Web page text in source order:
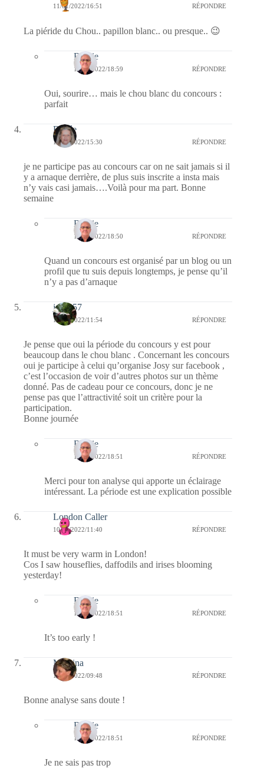
11/01/2022/16:51 RÉPONDRE
La piéride du Chou.. papillon blanc.. ou presque.. 😉
Bernie
11/01/2022/18:59 RÉPONDRE
Oui, sourire… mais le chou blanc du concours :
parfait
Renée
10/01/2022/15:30 RÉPONDRE
je ne participe pas au concours car on ne sait jamais si il
y a arnaque derrière, de plus suis inscrite a insta mais
n’y vais casi jamais….Voilà pour ma part. Bonne
semaine
Bernie
10/01/2022/18:50 RÉPONDRE
Quand un concours est organisé par un blog ou un
profil que tu suis depuis longtemps, je pense qu’il
n’y a pas d’arnaque
jazzy57
10/01/2022/11:54 RÉPONDRE
Je pense que oui la période du concours y est pour
beaucoup dans le chou blanc . Concernant les concours
oui je participe à celui qu’organise Josy sur facebook ,
c’est l’occasion de voir d’autres photos sur un thème
donné. Pas de cadeau pour ce concours, donc je ne
pense pas que l’attractivité soit un critère pour la
participation.
Bonne journée
Bernie
10/01/2022/18:51 RÉPONDRE
Merci pour ton analyse qui apporte un éclairage
intéressant. La période est une explication possible
London Caller
10/01/2022/11:40 RÉPONDRE
It must be very warm in London!
Cos I saw houseflies, daffodils and irises blooming
yesterday!
Bernie
10/01/2022/18:51 RÉPONDRE
It’s too early !
Mamina
10/01/2022/09:48 RÉPONDRE
Bonne analyse sans doute !
Bernie
10/01/2022/18:51 RÉPONDRE
Je ne sais pas trop